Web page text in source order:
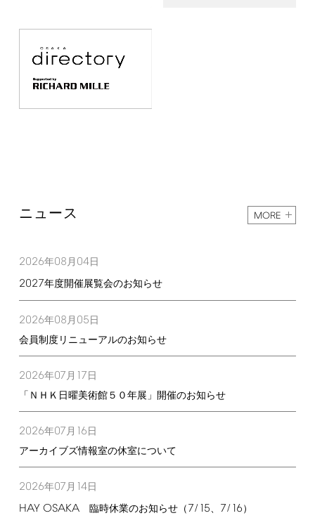
ニュース MORE
2026年08月 04日
2027年度開催展覧会のお知らせ
2026年08月 05日
会員制度リニューアルのお知らせ
2026年07月 17日
「ＮＨＫ日曜美術館５０年展」開催のお知らせ
2026年07月 16日
アーカイブズ情報室の休室について
2026年07月 14日
HAY OSAKA臨時休業のお知らせ（7/15、 7/16）